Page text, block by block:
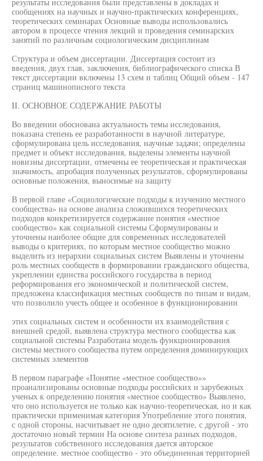
сообщениях на научных и научно-практических конференциях,
теоретических семинарах Основные выводы использовались
автором в процессе чтения лекций и проведения семинарских
занятий по различным социологическим дисциплинам
Структура и объем диссертации. Диссертация состоит из
введения, двух глав, заключения, библиографического списка В
текст диссертации включены 13 схем и таблиц Общий объем - 147
страниц машинописного текста
II. ОСНОВНОЕ СОДЕРЖАНИЕ РАБОТЫ
Во введении обоснована актуальность темы исследования,
показана степень ее разработанности в научной литературе,
сформулирована цель исследования, научные задачи; определены
предмет и объект исследования, выделены элементы научной
новизны диссертации, отмечены ее теоретическая и практическая
значимость, апробация полученных результатов, сформулированы
основные положения, выносимые на защиту
В первой главе «Социологические подходы к изучению местного
сообщества» на основе анализа сложившихся теоретических
подходов конкретизируется содержание понятия «местное
сообщество» как социальной системы Сформулированы и
уточнены наиболее общие для современных исследователей
выводы о критериях, по которым местное сообщество можно
выделить из иерархии социальных систем Выявлены и уточнены
роль местных сообществ в формировании гражданского общества,
укреплении единства российского государства в период
реформирования его экономической и политической систем,
предложена классификация местных сообществ по типам и видам,
что позволило учесть общее и особенное в функционировании
этих социальных систем и особенности их взаимодействия с
внешней средой, выявлена структура местного сообщества как
социальной системы Разработана модель функционирования
системы местного сообщества путем определения доминирующих
системных элементов
В первом параграфе «Понятие «местное сообщество»»
проанализированы основные подходы российских и зарубежных
ученых к определению понятия «местное сообщество» Выявлено,
что оно используется не только как научно-теоретическая, но и как
практически применимая категория Употребление этого понятия,
с одной стороны, насчитывает не одно десятилетие, с другой - это
достаточно новый термин На основе синтеза разных подходов,
результатов собственного исследования дается авторское
определение. местное сообщество - это объединенная территорией